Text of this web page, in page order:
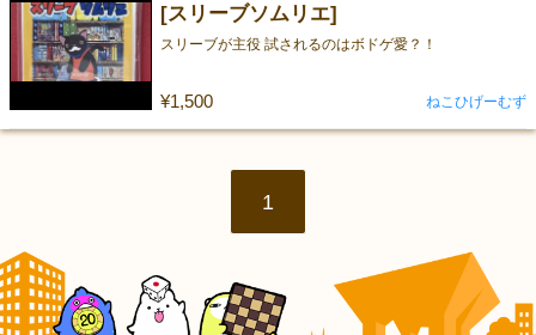
[スリーブソムリエ]
スリーブが主役 試されるのはボドゲ愛？！
¥1,500 ねこひげーむず
1